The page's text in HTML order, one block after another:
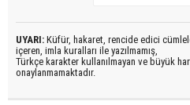
UYARI: Küfür, hakaret, rencide edici
içeren, imla kuralları ile yazılmamış,
Türkçe karakter kullanılmayan ve büyük
onaylanmamaktadır.